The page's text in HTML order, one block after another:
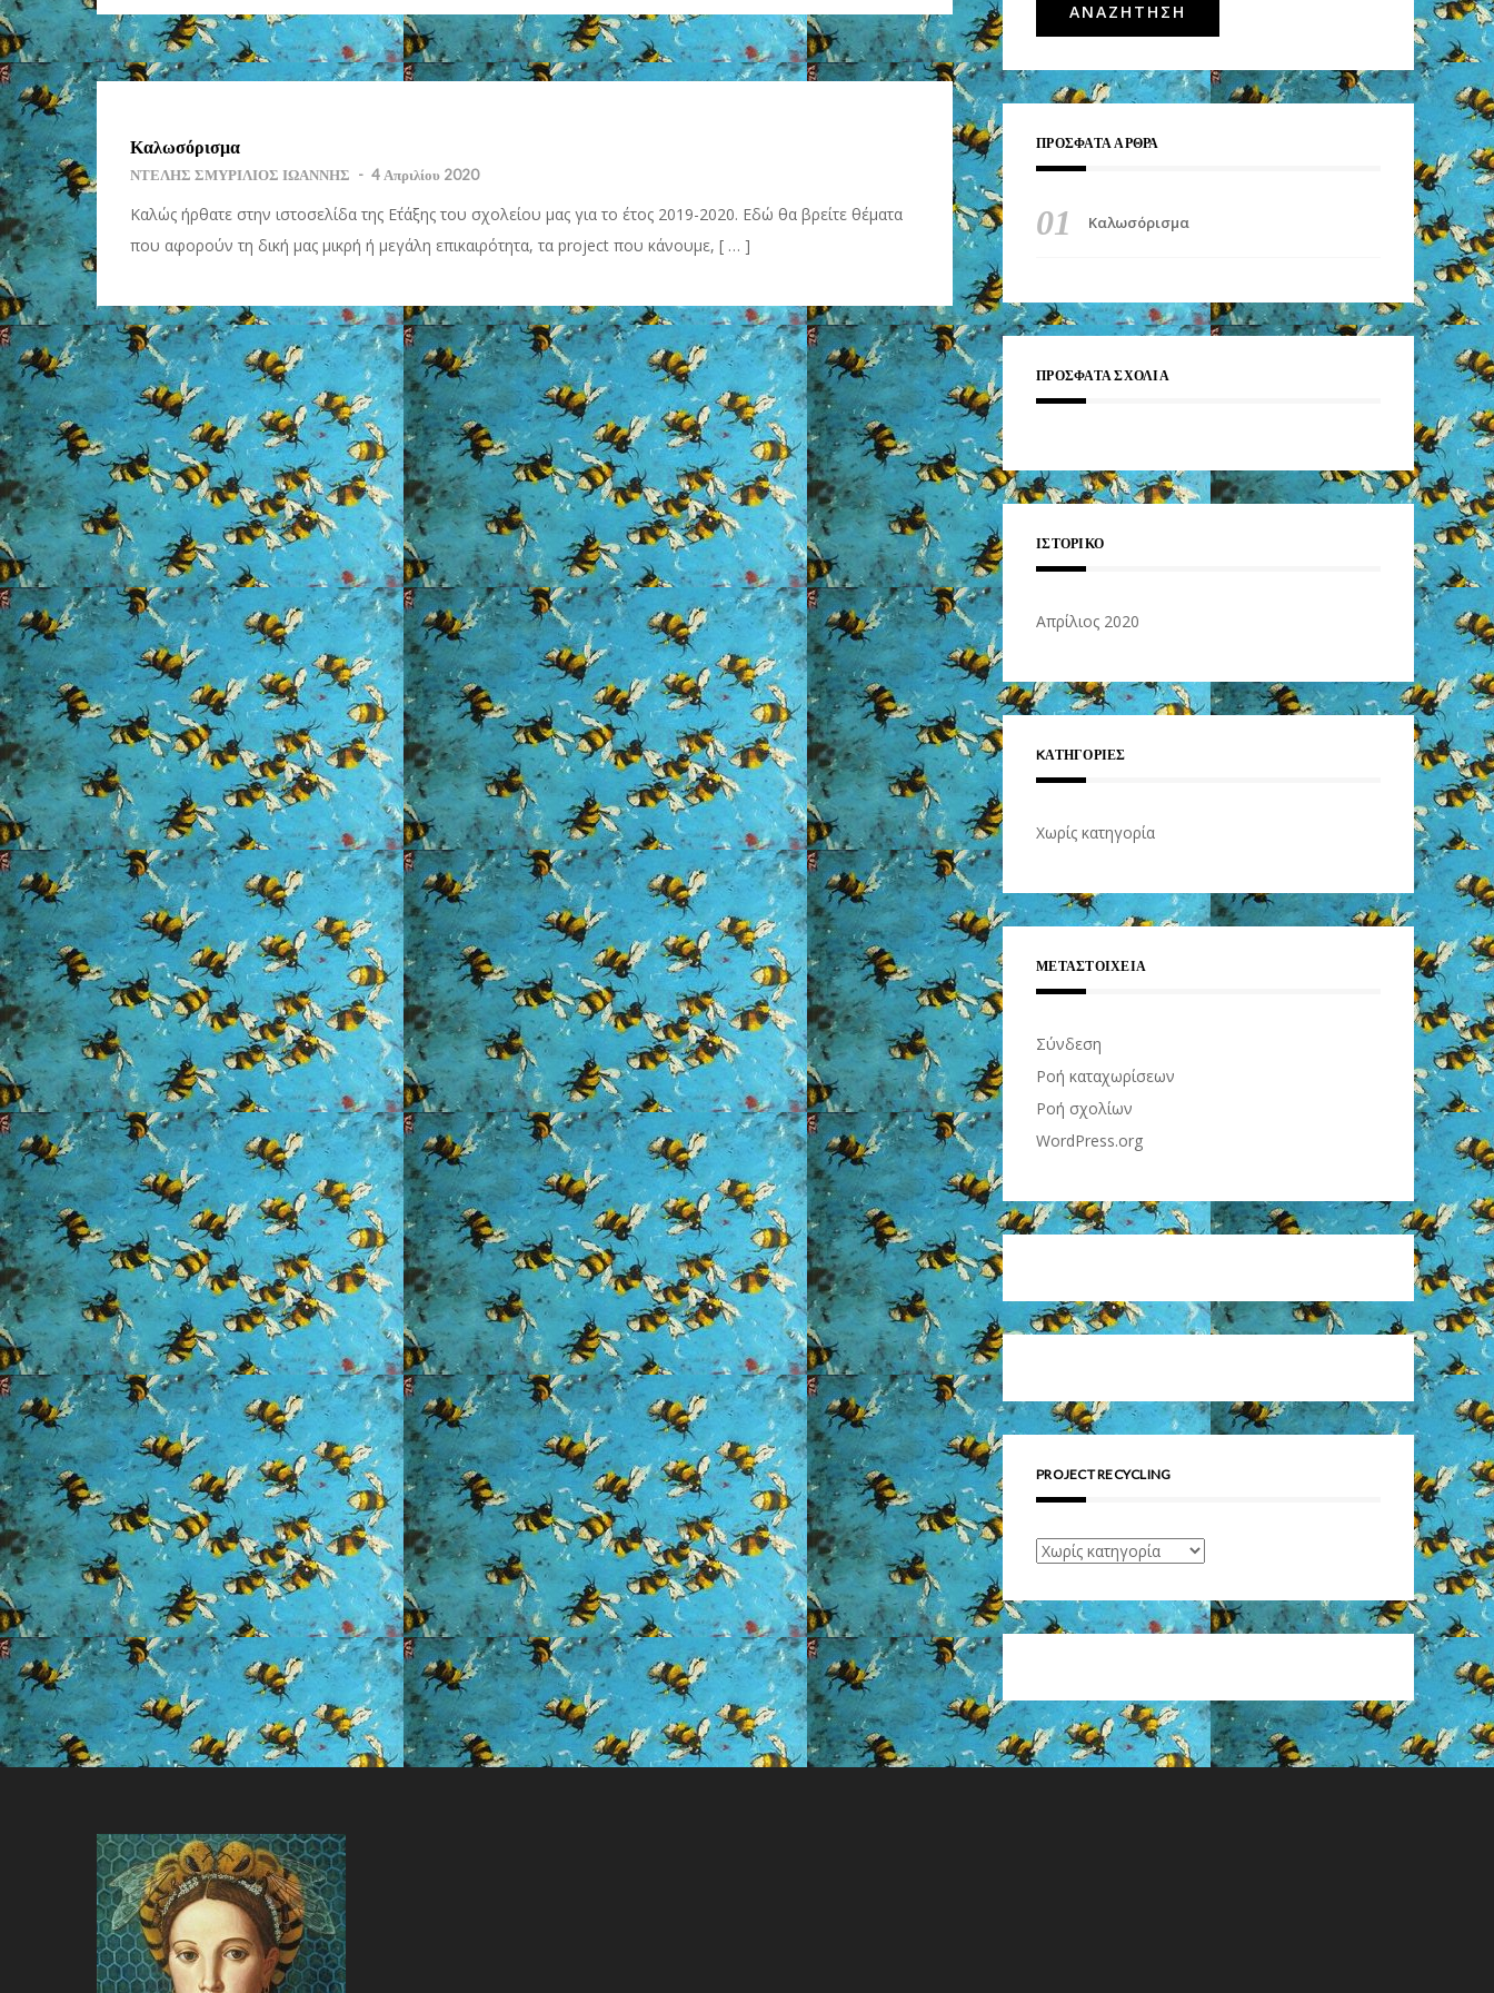
Καλωσόρισμα
ΝΤΕΛΗΣ ΣΜΥΡΙΛΙΟΣ ΙΩΑΝΝΗΣ - 4 Απριλίου 2020
Καλώς ήρθατε στην ιστοσελίδα της Ε΄τάξης του σχολείου μας για το έτος 2019-2020. Εδώ θα βρείτε θέματα
που αφορούν τη δική μας μικρή ή μεγάλη επικαιρότητα, τα project που κάνουμε, [ … ]
ΠΡΌΣΦΑΤΑ ΆΡΘΡΑ
Καλωσόρισμα
ΠΡΌΣΦΑΤΑ ΣΧΌΛΙΑ
ΙΣΤΟΡΙΚΌ
Απρίλιος 2020
KΑΤΗΓΟΡΊΕΣ
Χωρίς κατηγορία
ΜΕΤΑΣΤΟΙΧΕΊΑ
Σύνδεση
Ροή καταχωρίσεων
Ροή σχολίων
WordPress.org
PROJECT RECYCLING
Project